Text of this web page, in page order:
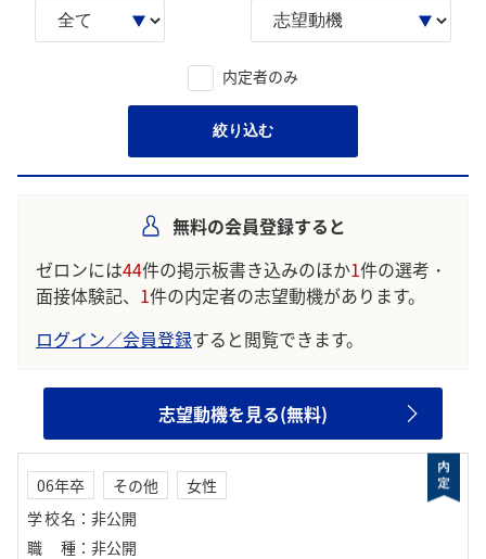
内定者のみ
絞り込む
無料の会員登録すると
ゼロンには44件の掲示板書き込みのほか1件の選考・
面接体験記、 1件の内定者の志望動機があります。
ログイン／会員登録すると閲覧できます。
志望動機を見る(無料)
06年卒 その他
女性
学校名 ： 非公開
職種 ： 非公開